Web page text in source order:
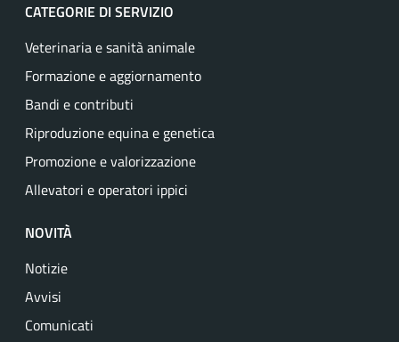
CATEGORIE DI SERVIZIO
Veterinaria e sanità animale
Formazione e aggiornamento
Bandi e contributi
Riproduzione equina e genetica
Promozione e valorizzazione
Allevatori e operatori ippici
NOVITÀ
Notizie
Avvisi
Comunicati